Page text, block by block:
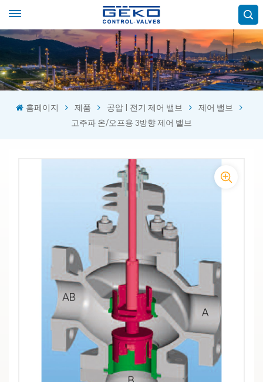
홈페이지 제품 공압 | 전기 제어 밸브
제어 밸브
고주파 온/오프용 3방향 제어 밸브